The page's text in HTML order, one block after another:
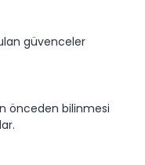
güvenceler
önceden bilinmesi